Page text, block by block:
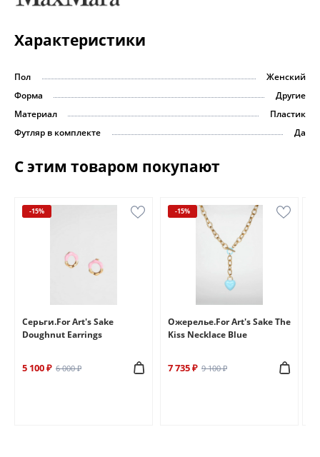
Характеристики
Пол
Женский
Форма
Другие
Материал
Пластик
Футляр в комплекте
Да
С этим товаром покупают
-15%
Серьги.For Art's Sake
Doughnut Earrings
5 100 ₽ 6 000 ₽
-15%
Ожерелье.For Art's Sake The
Kiss Necklace Blue
7 735 ₽ 9 100 ₽